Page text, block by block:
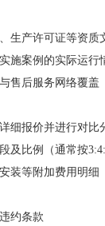
生产许可证等资质
施案例的实际运行
售后服务网络覆盖
细报价并进行对比
及比例（通常按
装等附加费用明细
约条款